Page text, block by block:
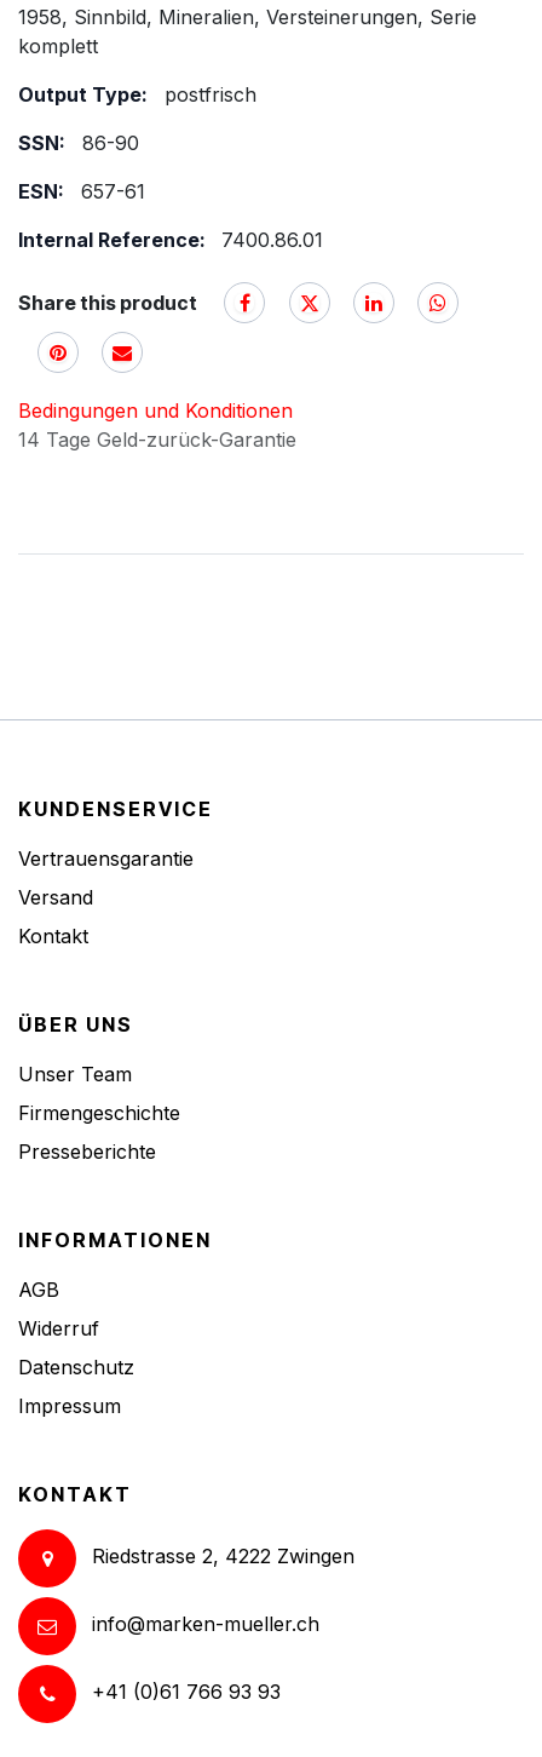
1958, Sinnbild, Mineralien, Versteinerungen, Serie
komplett
Output Type:
postfrisch
SSN:
86-90
ESN:
657-61
Internal Reference:
7400.86.01
Share this product
Bedingungen und Konditionen
14 Tage Geld-zurück-Garantie
KUNDENSERVICE
Vertrauensgarantie
Versand
Kontakt
ÜBER UNS
Unser Team
Firmengeschichte
Presseberichte
INFORMATIONEN
AGB
Widerruf
Datenschutz
Impressum
KONTAKT
Riedstrasse 2, 4222 Zwingen
info@marken-mueller.ch
+41 (0)61 766 93 93